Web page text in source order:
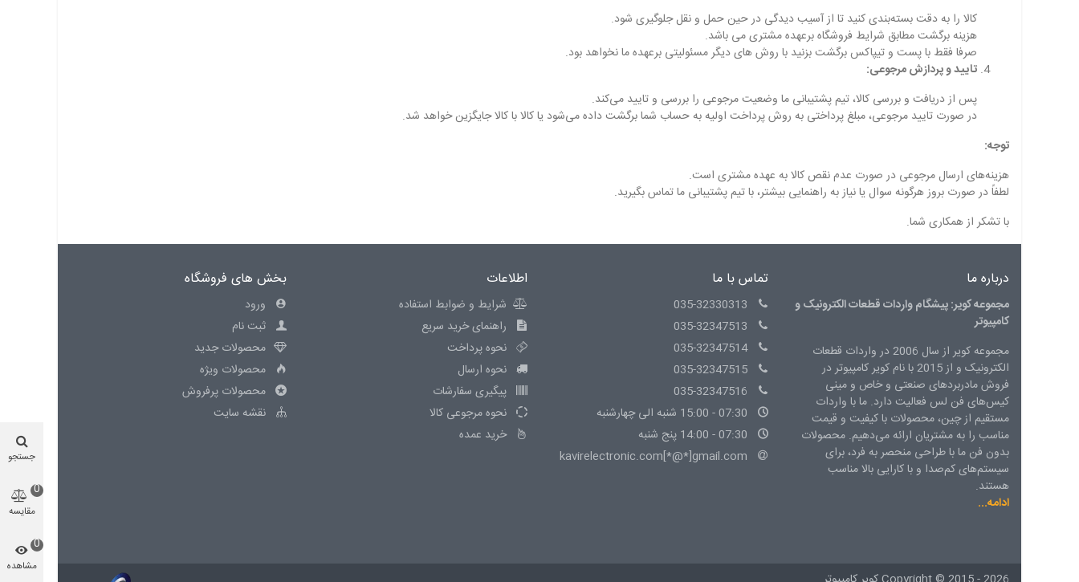
کالا را به دقت بسته‌بندی کنید تا از آسیب دیدگی در حین حمل و نقل جلوگیری شود.
هزینه برگشت مطابق شرایط فروشگاه برعهده مشتری می باشد.
صرفا فقط با پست و تیپاکس برگشت بزنید با روش های دیگر مسئولیتی برعهده ما نخواهد بود.
تایید و پردازش مرجوعی:
پس از دریافت و بررسی کالا، تیم پشتیبانی ما وضعیت مرجوعی را بررسی و تایید می‌کند.
در صورت تایید مرجوعی، مبلغ پرداختی به روش پرداخت اولیه به حساب شما برگشت داده می‌شود یا کالا با کالا جایگزین خواهد شد.
توجه:
هزینه‌های ارسال مرجوعی در صورت عدم نقص کالا به عهده مشتری است.
لطفاً در صورت بروز هرگونه سوال یا نیاز به راهنمایی بیشتر، با تیم پشتیبانی ما تماس بگیرید.
با تشکر از همکاری شما.
درباره ما
مجموعه کویر: پیشگام واردات قطعات الکترونیک و
کامپیوتر
مجموعه کویر از سال 2006 در واردات قطعات
الکترونیک و از 2015 با نام کویر کامپیوتر در
فروش مادربردهای صنعتی و خاص و مینی
کیس‌های فن لس فعالیت دارد. ما با واردات
مستقیم از چین، محصولات با کیفیت و قیمت
مناسب را به مشتریان ارائه می‌دهیم. محصولات
بدون فن ما با طراحی منحصر به فرد، برای
سیستم‌های کم‌صدا و با کارایی بالا مناسب
هستند.
ادامه...
تماس با ما
035-32330313
035-32347513
035-32347514
035-32347515
035-32347516
07:30 - 15:00 شنبه الی چهارشنبه
07:30 - 14:00 پنج شنبه
kavirelectronic.com[*@*]gmail.com
اطلاعات
شرایط و ضوابط استفاده
راهنمای خرید سریع
نحوه پرداخت
نحوه ارسال
پیگیری سفارشات
نحوه مرجوعی کالا
خرید عمده
بخش های فروشگاه
ورود
ثبت نام
محصولات جدید
محصولات ویژه
محصولات پرفروش
نقشه سایت
جستجو
مقایسه
0
مشاهده
0